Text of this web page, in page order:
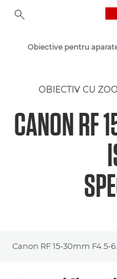
OBIECTIV CU
CANON
Canon RF 15-30mm F4.5-
Prezentare generală